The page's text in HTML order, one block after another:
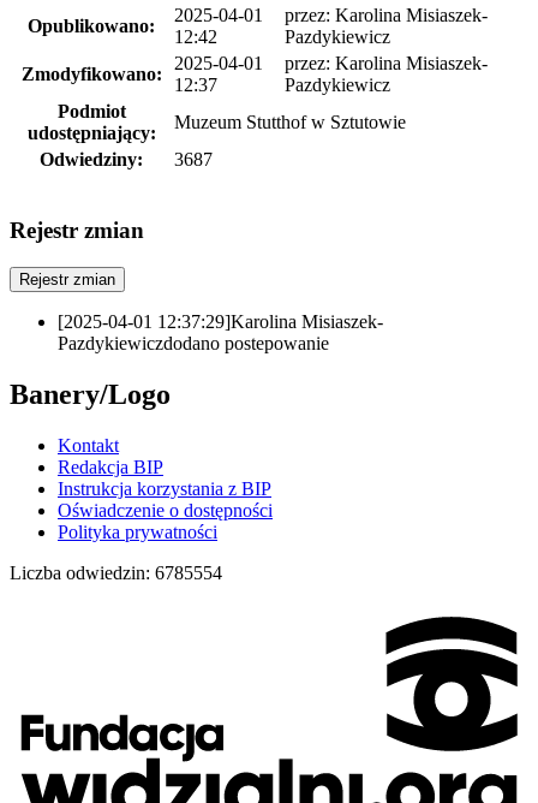
Opublikowano:
2025-04-01
12:42
przez: Karolina Misiaszek-
Pazdykiewicz
Zmodyfikowano:
2025-04-01
12:37
przez: Karolina Misiaszek-
Pazdykiewicz
Podmiot
udostępniający:
Muzeum Stutthof w Sztutowie
Odwiedziny:
3687
Rejestr zmian
Rejestr zmian
[2025-04-01 12:37:29]Karolina Misiaszek-
Pazdykiewiczdodano postepowanie
Banery/Logo
Kontakt
Redakcja BIP
Instrukcja korzystania z BIP
Oświadczenie o dostępności
Polityka prywatności
Liczba odwiedzin: 6785554